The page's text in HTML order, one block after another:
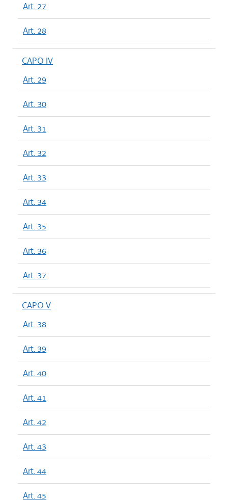
Art. 27
Art. 28
CAPO IV
Art. 29
Art. 30
Art. 31
Art. 32
Art. 33
Art. 34
Art. 35
Art. 36
Art. 37
CAPO V
Art. 38
Art. 39
Art. 40
Art. 41
Art. 42
Art. 43
Art. 44
Art. 45